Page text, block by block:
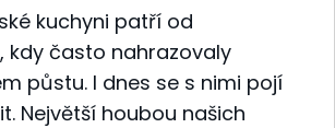
kuchyni patří od
kdy často nahrazovaly
půstu. I dnes se s nimi pojí
Největší houbou našich